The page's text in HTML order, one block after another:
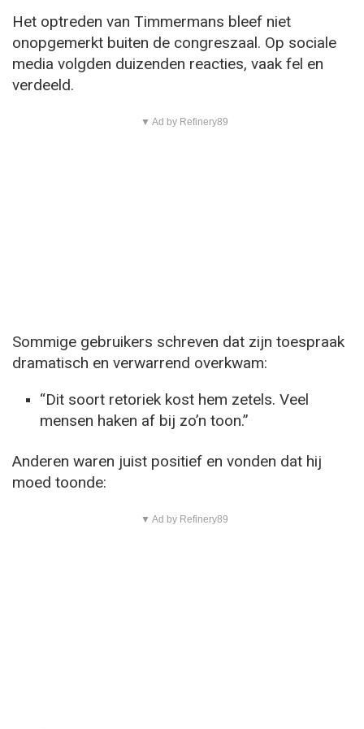
Het optreden van Timmermans bleef niet
onopgemerkt buiten de congreszaal. Op sociale
media volgden duizenden reacties, vaak fel en
verdeeld.
▼ Ad by Refinery89
Sommige gebruikers schreven dat zijn toespraak
dramatisch en verwarrend overkwam:
“Dit soort retoriek kost hem zetels. Veel
mensen haken af bij zo’n toon.”
Anderen waren juist positief en vonden dat hij
moed toonde:
▼ Ad by Refinery89